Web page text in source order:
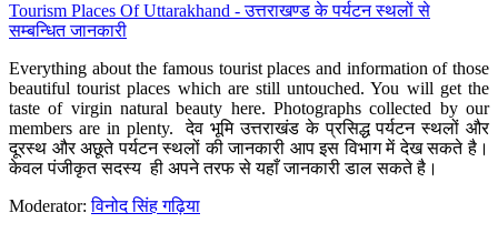
Tourism Places Of Uttarakhand - उत्तराखण्ड के पर्यटन स्थलों से
सम्बन्धित जानकारी
Everything about the famous tourist places and information of those
beautiful tourist places which are still untouched. You will get the
taste of virgin natural beauty here. Photographs collected by our
members are in plenty. देव भूमि उत्तराखंड के प्रसिद्ध पर्यटन स्थलों और
दूरस्थ और अछूते पर्यटन स्थलों की जानकारी आप इस विभाग में देख सकते है।
केवल पंजीकृत सदस्य ही अपने तरफ से यहाँ जानकारी डाल सकते है।
Moderator:विनोद सिंह गढ़िया